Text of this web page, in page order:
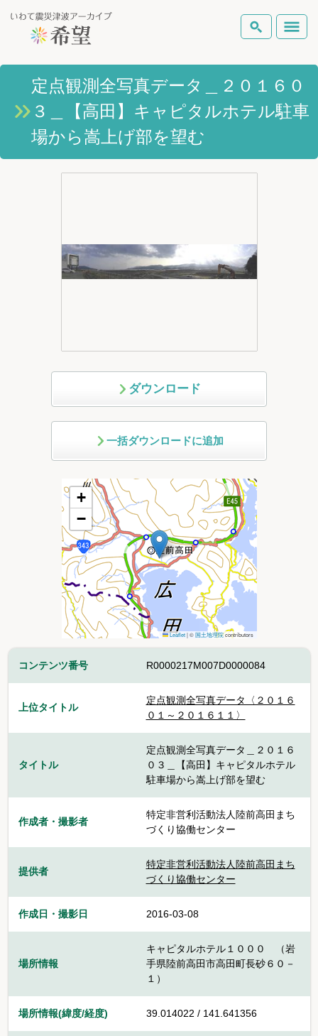
いわて震災津波アーカイブとは
岩手県の被害状況
検索
テーマから探す 地図から探す
定点観測全写真データ＿２０１６０
３＿【高田】キャピタルホテル駐車
場から嵩上げ部を望む
ダウンロード
一括ダウンロードに追加
+
−
Leaflet |©国土地理院contributors
コンテンツ番号 R0000217M007D0000084
上位タイトル
定点観測全写真データ〈２０１６
０１～２０１６１１〉
タイトル
定点観測全写真データ＿２０１６
０３＿【高田】キャピタルホテル
駐車場から嵩上げ部を望む
作成者・撮影者
特定非営利活動法人陸前高田まち
づくり協働センター
提供者
特定非営利活動法人陸前高田まち
づくり協働センター
作成日・撮影日 2016-03-08
場所情報
キャピタルホテル１０００ （岩
手県陸前高田市高田町長砂６０－
１）
場所情報(緯度/経度) 39.014022 / 141.641356